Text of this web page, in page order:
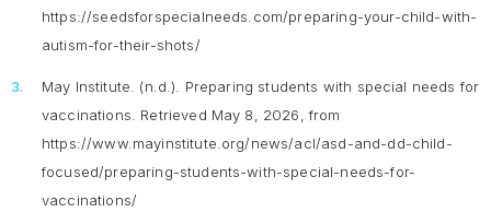
https://seedsforspecialneeds.com/preparing-your-child-with-
autism-for-their-shots/
May Institute. (n.d.). Preparing students with special needs for
vaccinations . Retrieved May 8, 2026, from
https://www.mayinstitute.org/news/acl/asd-and-dd-child-
focused/preparing-students-with-special-needs-for-
vaccinations/